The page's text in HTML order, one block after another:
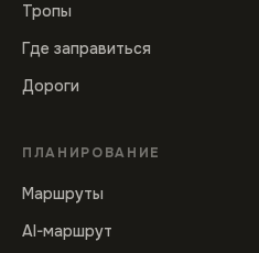
Тропы
Где заправиться
Дороги
ПЛАНИРОВАНИЕ
Маршруты
AI-маршрут